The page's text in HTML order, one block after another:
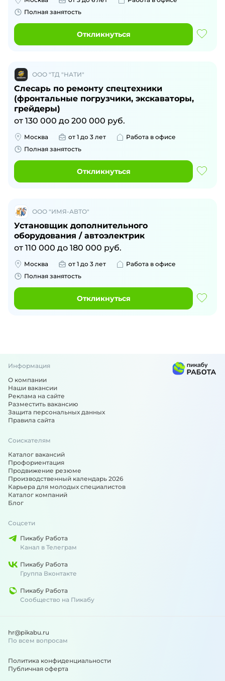
Полная занятость
Откликнуться
ООО "ТД "НАТИ"
Слесарь по ремонту спецтехники
(фронтальные погрузчики, экскаваторы,
грейдеры)
от 130 000 до 200 000 руб.
Москва от 1 до 3 лет
Работа в офисе
Полная занятость
Откликнуться
ООО "ИМЯ-АВТО"
Установщик дополнительного
оборудования / автоэлектрик
от 110 000 до 180 000 руб.
Москва от 1 до 3 лет
Работа в офисе
Полная занятость
Откликнуться
Информация
О компании
Наши вакансии
Реклама на сайте
Разместить вакансию
Защита персональных данных
Правила сайта
Соискателям
Каталог вакансий
Профориентация
Продвижение резюме
Производственный календарь 2026
Карьера для молодых специалистов
Каталог компаний
Блог
Соцсети
Пикабу Работа
Канал в Телеграм
Пикабу Работа
Группа Вконтакте
Пикабу Работа
Сообщество на Пикабу
hr@pikabu.ru
По всем вопросам
Политика конфиденциальности
Публичная оферта